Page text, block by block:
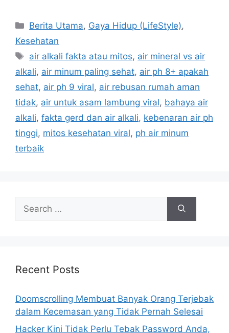
C
a
e
g
o
r
i
s
Berita Utama, Gaya Hidup (LifeStyle),
Kesehatan
T
a
s
air alkali fakta atau mitos, air mineral vs air
alkali, air minum paling sehat, air ph 8+ apakah
sehat, air ph 9 viral, air rebusan rumah aman
tidak, air untuk asam lambung viral, bahaya air
alkali, fakta gerd dan air alkali, kebenaran air ph
tinggi, mitos kesehatan viral, ph air minum
terbaik
h
r
:
Recent Posts
Doomscrolling Membuat Banyak Orang Terjebak
dalam Kecemasan yang Tidak Pernah Selesai
Hacker Kini Tidak Perlu Tebak Password Anda,